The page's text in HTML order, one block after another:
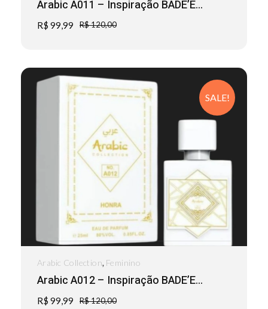
Arabic A011 – Inspiração BADE’E...
R$ 99,99 R$120,00
SALE!
Arabic A012 – Inspiração BADE’E...
R$ 99,99 R$120,00
Arabic Collection, Feminino